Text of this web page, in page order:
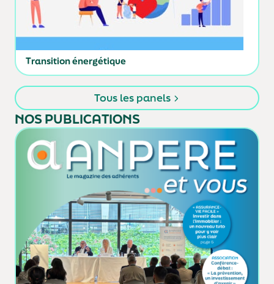
Transition énergétique
Tous les panels
NOS PUBLICATIONS